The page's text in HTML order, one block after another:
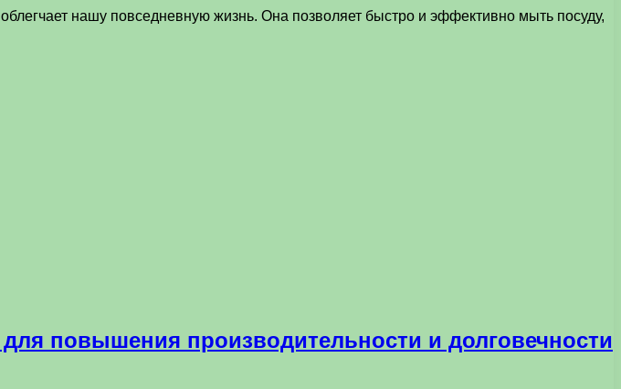
нашу повседневную жизнь. Она позволяет быстро и эффективно мыть посуду,
повышения производительности и долговечности